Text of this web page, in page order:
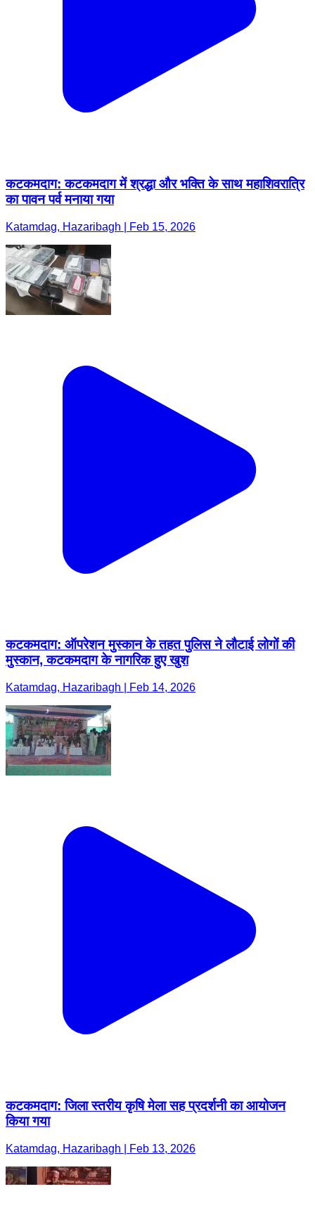
कटकमदाग: कटकमदाग में श्रद्धा और भक्ति के साथ महाशिवरात्रि
का पावन पर्व मनाया गया
Katamdag, Hazaribagh | Feb 15, 2026
कटकमदाग: ऑपरेशन मुस्कान के तहत पुलिस ने लौटाई लोगों की
मुस्कान, कटकमदाग के नागरिक हुए खुश
Katamdag, Hazaribagh | Feb 14, 2026
कटकमदाग: जिला स्तरीय कृषि मेला सह प्रदर्शनी का आयोजन
किया गया
Katamdag, Hazaribagh | Feb 13, 2026